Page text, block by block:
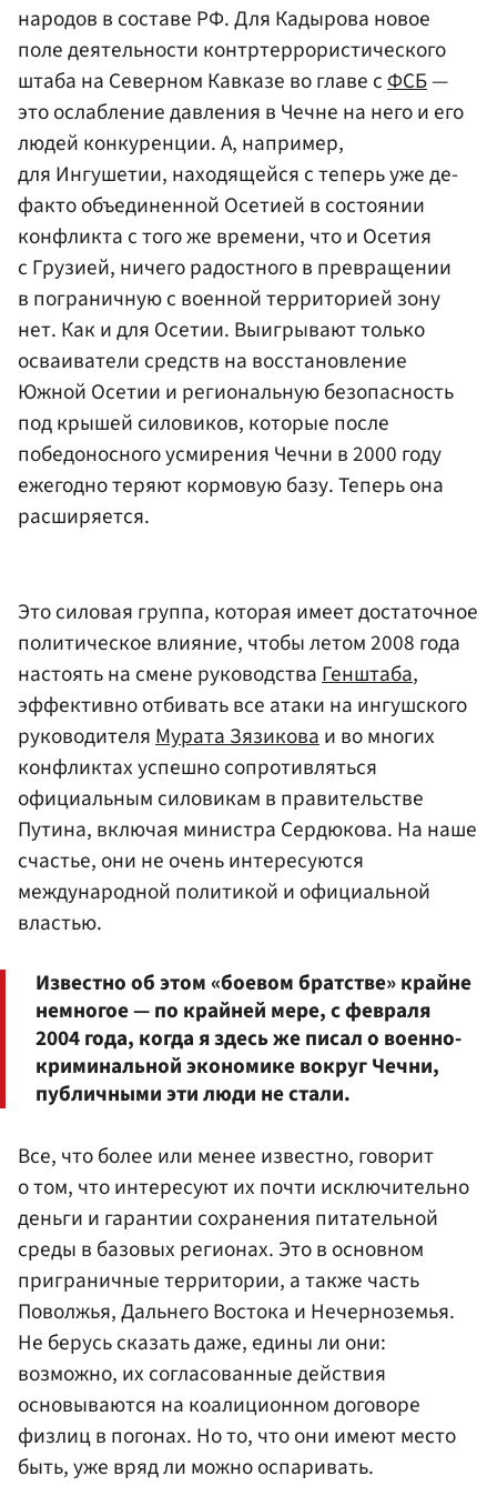
народов в составе РФ. Для Кадырова новое
поле деятельности контртеррористического
штаба на Северном Кавказе во главе сФСБ—
это ослабление давления в Чечне на него и его
людей конкуренции. А, например,
для Ингушетии, находящейся с теперь уже де-
факто объединенной Осетией в состоянии
конфликта с того же времени, что и Осетия
с Грузией, ничего радостного в превращении
в пограничную с военной территорией зону
нет. Как и для Осетии. Выигрывают только
осваиватели средств на восстановление
Южной Осетии и региональную безопасность
под крышей силовиков, которые после
победоносного усмирения Чечни в 2000 году
ежегодно теряют кормовую базу. Теперь она
расширяется.
Это силовая группа, которая имеет достаточное
политическое влияние, чтобы летом 2008 года
настоять на смене руководства Генштаба,
эффективно отбивать все атаки на ингушского
руководителя Мурата Зязикова и во многих
конфликтах успешно сопротивляться
официальным силовикам в правительстве
Путина, включая министра Сердюкова. На наше
счастье, они не очень интересуются
международной политикой и официальной
властью.
Известно об этом «боевом братстве» крайне
немногое — по крайней мере, с февраля
2004 года, когда я здесь же писал о военно-
криминальной экономике вокруг Чечни,
публичными эти люди не стали.
Все, что более или менее известно, говорит
о том, что интересуют их почти исключительно
деньги и гарантии сохранения питательной
среды в базовых регионах. Это в основном
приграничные территории, а также часть
Поволжья, Дальнего Востока и Нечерноземья.
Не берусь сказать даже, едины ли они:
возможно, их согласованные действия
основываются на коалиционном договоре
физлиц в погонах. Но то, что они имеют место
быть, уже вряд ли можно оспаривать.